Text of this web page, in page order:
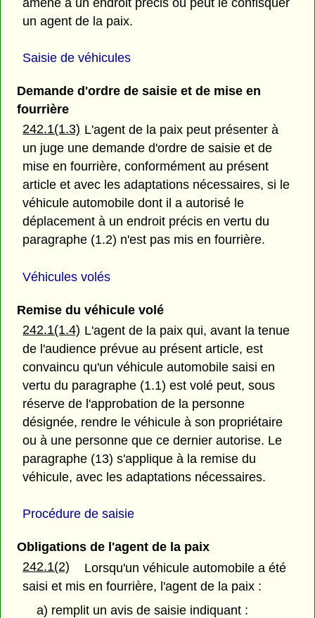
un agent de la paix.
Saisie de véhicules
Demande d'ordre de saisie et de mise en
fourrière
242.1(1.3) L'agent de la paix peut présenter à
un juge une demande d'ordre de saisie et de
mise en fourrière, conformément au présent
article et avec les adaptations nécessaires, si le
véhicule automobile dont il a autorisé le
déplacement à un endroit précis en vertu du
paragraphe (1.2) n'est pas mis en fourrière.
Véhicules volés
Remise du véhicule volé
242.1(1.4) L'agent de la paix qui, avant la tenue
de l'audience prévue au présent article, est
convaincu qu'un véhicule automobile saisi en
vertu du paragraphe (1.1) est volé peut, sous
réserve de l'approbation de la personne
désignée, rendre le véhicule à son propriétaire
ou à une personne que ce dernier autorise. Le
paragraphe (13) s'applique à la remise du
véhicule, avec les adaptations nécessaires.
Procédure de saisie
Obligations de l'agent de la paix
242.1(2)
Lorsqu'un véhicule automobile a été
saisi et mis en fourrière, l'agent de la paix :
a) remplit un avis de saisie indiquant :